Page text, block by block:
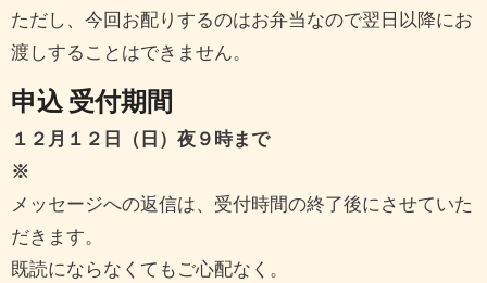
ただし、今回お配りするのはお弁当なので翌日以降にお
渡しすることはできません。
申込 受付期間
１２月１２日（日）夜９時まで
※
メッセージへの返信は、受付時間の終了後にさせていた
だきます。
既読にならなくてもご心配なく。